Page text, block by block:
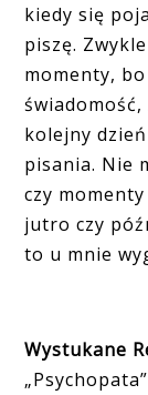
kiedy się
piszę.
momenty, bo
świadomość,
kolejny
pisania. Nie
czy
jutro czy
to u mnie
Wystukane